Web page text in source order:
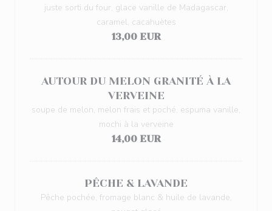
juste sorti du four, glace vanille de Madagascar,
caramel, cacahuètes
13,00 EUR
AUTOUR DU MELON GRANITÉ À LA
VERVEINE
soupe de melon, melon frais et poché, espuma vanille,
mochi à la verveine
14,00 EUR
PÊCHE & LAVANDE
Pêche pochée, fromage blanc & huile de lavande,